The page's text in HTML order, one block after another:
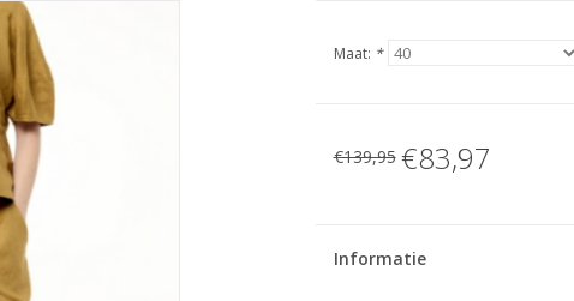
Maat: *
€139,95 €83,97
Informatie